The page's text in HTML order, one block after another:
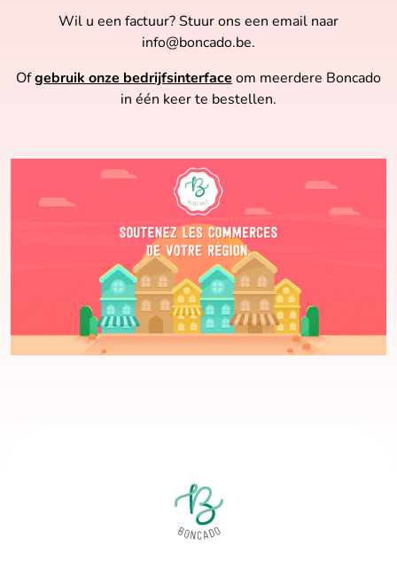
Wil u een factuur? Stuur ons een email naar
info@boncado.be.
Ofgebruik onze bedrijfsinterface om meerdere Boncado
in één keer te bestellen.